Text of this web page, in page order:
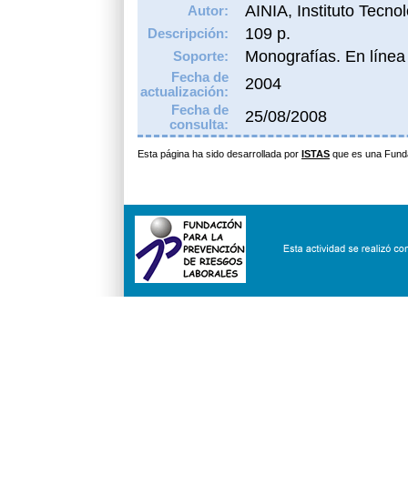
Autor: AINIA, Instituto
Descripción: 109 p.
Soporte: Monografías. En línea
Fecha de
actualización:
2004
Fecha de
consulta:
25/08/2008
Esta página ha sido desarrollada por ISTAS que es una